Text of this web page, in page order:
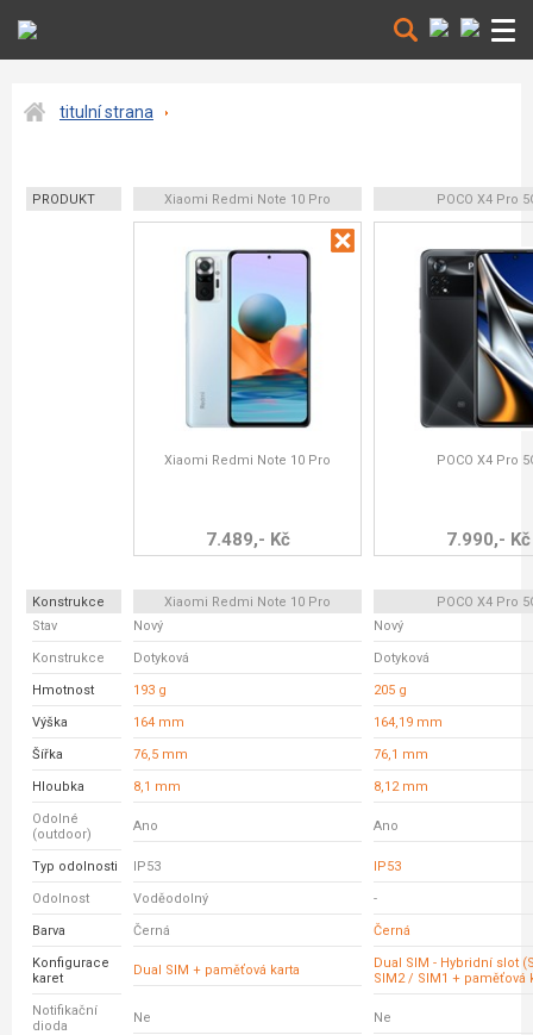
titulní strana
PRODUKT Xiaomi Redmi Note 10 Pro POCO X4 Pro
Xiaomi Redmi Note 10 Pro
7.489,- Kč
POCO X4 Pro
7.990,- Kč
Konstrukce Xiaomi Redmi Note 10 Pro
POCO X4 Pro
Stav
Nový Nový
Konstrukce Dotyková Dotyková
Hmotnost 193 g 205 g
Výška 164 mm 164,19 mm
Šířka 76,5 mm 76,1 mm
Hloubka 8,1 mm 8,12 mm
Odolné
(outdoor)
Ano Ano
Typ odolnosti IP53 IP53
Odolnost Voděodolný -
Barva Černá Černá
Konfigurace
karet
Dual SIM + paměťová karta
Dual SIM - Hybridní slot
SIM2 / SIM1 + paměťová
Notifikační
dioda
Ne Ne